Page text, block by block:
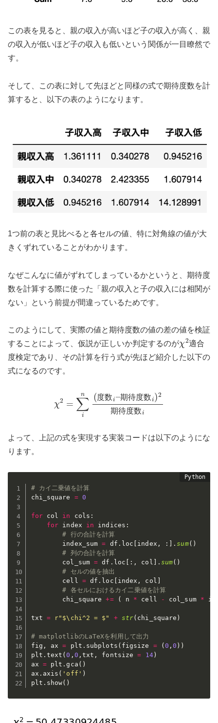
この表を見ると、親の収入が高いほど子の収入が高く、親
の収入が低いほど子の収入も低いという関係が一目瞭然で
す。
そして、この表に対して先ほどと同様の式で期待度数を計
算すると、以下の表のようになります。
1つ前の表と見比べると各セルの値、特に対角線の値が大
きくずれていることがわかります。
なぜこんなに値がずれてしまっているかというと、期待度
数を計算する際に使った「親の収入と子の収入には相関が
ない」という前提が間違っているためです。
このようにして、実際の値と期待度数の値の差の値を検証
することによって、仮説が正しいか判定するのが
2
適合
度検定であり、その計算を行う式が先ほど紹介した以下の
式になるのです。
度 数 期 待 度 数
期 待 度 数
数 –期待 度数i)2期 待度
よって、上記の式を実現する実装コードは以下のようにな
ります。
# カイ二乗値を計算
chi_square = 0
for col in cols :
for index in indices :
# 行の合計を計算
        index_sum
= df . loc index , : .sum( )
# 列の合計を計算
        col_sum
= df . loc : , col . sum( )
# セルの値を抽出
        cell
= df . loc index , col
# 各セルにおけるカイ二乗値を計算
        chi_square
+= ( n * cell - col_sum *
txt = r"$\chi^2 = $" + str( chi_square )
# matplotlibのLaTeXを利用して出力
fig , ax = plt . subplots ( figsize = (0 ,0 ) )
plt . text (0 , 0 , txt , fontsize = 14)
ax = plt .gca ( )
ax . axis ( 'off' )
plt . show( )